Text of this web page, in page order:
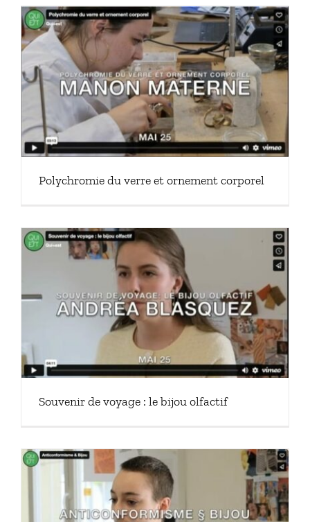
Polychromie du verre et ornement corporel
Souvenir de voyage : le bijou olfactif